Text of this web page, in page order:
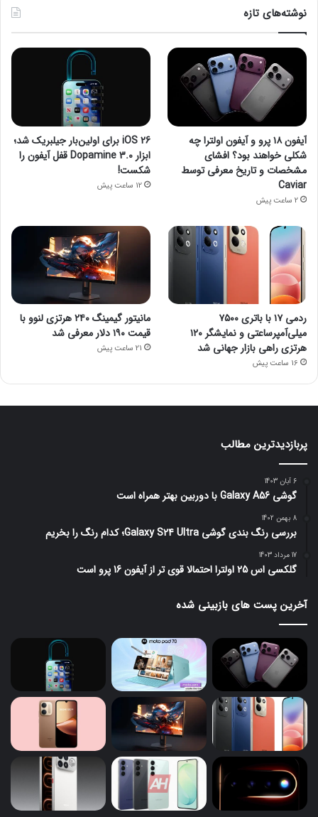
نوشته‌های تازه
آیفون ۱۸ پرو و آیفون اولترا چه
شکلی خواهند بود؟ افشای
مشخصات و تاریخ معرفی توسط
Caviar
2 ساعت پیش
iOS 26 برای اولین‌بار جیلبریک شد؛
ابزار Dopamine 3.0 قفل آیفون را
شکست!
12 ساعت پیش
ردمی ۱۷ با باتری ۷۵۰۰
میلی‌آمپرساعتی و نمایشگر ۱۲۰
هرتزی راهی بازار جهانی شد
16 ساعت پیش
مانیتور گیمینگ ۲۴۰ هرتزی لنوو با
قیمت ۱۹۰ دلار معرفی شد
21 ساعت پیش
پربازدیدترین مطالب
6 آبان 1403
گوشی Galaxy A56 با دوربین بهتر همراه است
8 بهمن 1402
بررسی رنگ بندی گوشی Galaxy S24 Ultra؛ کدام رنگ را بخریم
17 مرداد 1403
گلکسی اس 25 اولترا احتمالا قوی تر از آیفون 16 پرو است
آخرین پست های بازبینی شده